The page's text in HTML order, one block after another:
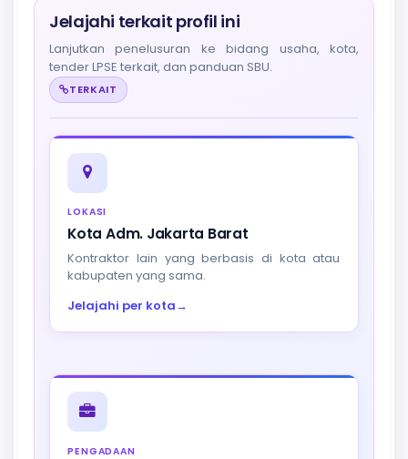
Jelajahi terkait profil ini
Lanjutkan penelusuran ke bidang usaha, kota,
tender LPSE terkait, dan panduan SBU.
TERKAIT
LOKASI
Kota Adm. Jakarta Barat
Kontraktor lain yang berbasis di kota atau
kabupaten yang sama.
Jelajahi per kota→
PENGADAAN